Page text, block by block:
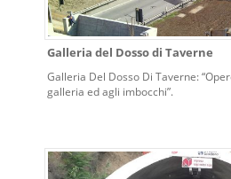
Galleria del Dosso di Taverne
Galleria Del Dosso Di Taverne:
galleria ed agli imbocchi”.